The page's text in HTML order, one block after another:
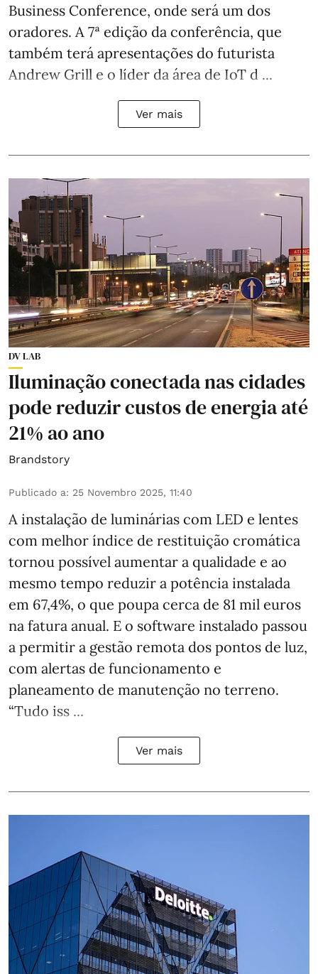
Business Conference, onde será um dos
oradores. A 7ª edição da conferência, que
também terá apresentações do futurista
Andrew Grill e o líder da área de IoT d ...
Ver mais
DV LAB
Iluminação conectada nas cidades
pode reduzir custos de energia até
21% ao ano
Brandstory
Publicado a: 25 Novembro 2025, 11:40
A instalação de luminárias com LED e lentes
com melhor índice de restituição cromática
tornou possível aumentar a qualidade e ao
mesmo tempo reduzir a potência instalada
em 67,4%, o que poupa cerca de 81 mil euros
na fatura anual. E o software instalado passou
a permitir a gestão remota dos pontos de luz,
com alertas de funcionamento e
planeamento de manutenção no terreno.
“Tudo iss ...
Ver mais